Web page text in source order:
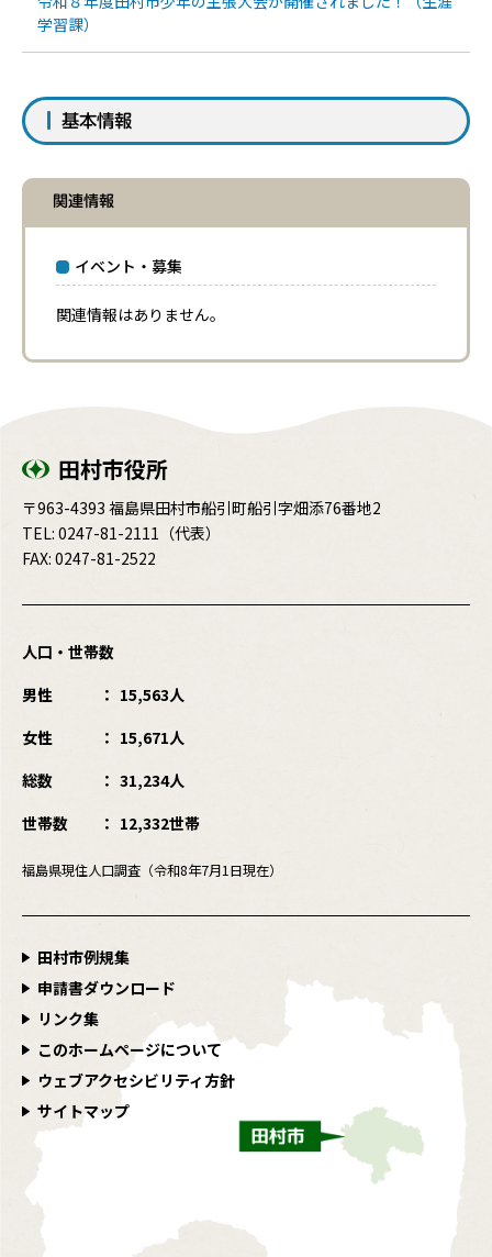
学習課）
基本情報
関連情報
イベント・募集
関連情報はありません。
田村市役所
〒963-4393 福島県田村市船引町船引字畑添76番地2
TEL: 0247-81-2111 （代表）
FAX: 0247-81-2522
人口・世帯数
男性
15,563人
女性
15,671人
総数
31,234人
世帯数
12,332世帯
福島県現住人口調査（令和8年7月1日現在）
田村市例規集
申請書ダウンロード
リンク集
このホームページについて
ウェブアクセシビリティ方針
サイトマップ